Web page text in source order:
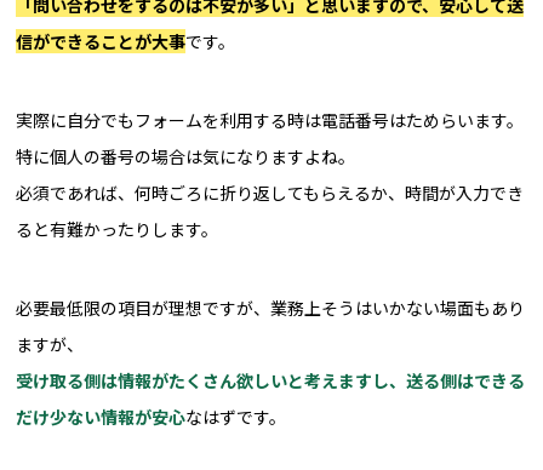
「問い合わせをするのは不安が多い」と思いますので、安心して送
信ができることが大事です。
実際に自分でもフォームを利用する時は電話番号はためらいます。
特に個人の番号の場合は気になりますよね。
必須であれば、何時ごろに折り返してもらえるか、時間が入力でき
ると有難かったりします。
必要最低限の項目が理想ですが、業務上そうはいかない場面もあり
ますが、
受け取る側は情報がたくさん欲しいと考えますし、送る側はできる
だけ少ない情報が安心なはずです。